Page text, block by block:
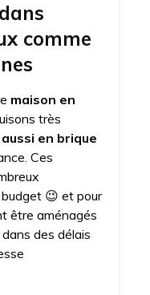
comme
maison en
très
en brique
Ces
😉 et pour
être aménagés
des délais